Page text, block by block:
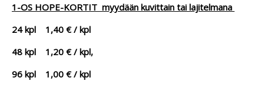
1-OS HOPE-KORTIT myydään kuvittain tai lajitelmana
24 kpl 1,40 € / kpl
48 kpl 1,20 € / kpl,
96 kpl 1,00 € / kpl